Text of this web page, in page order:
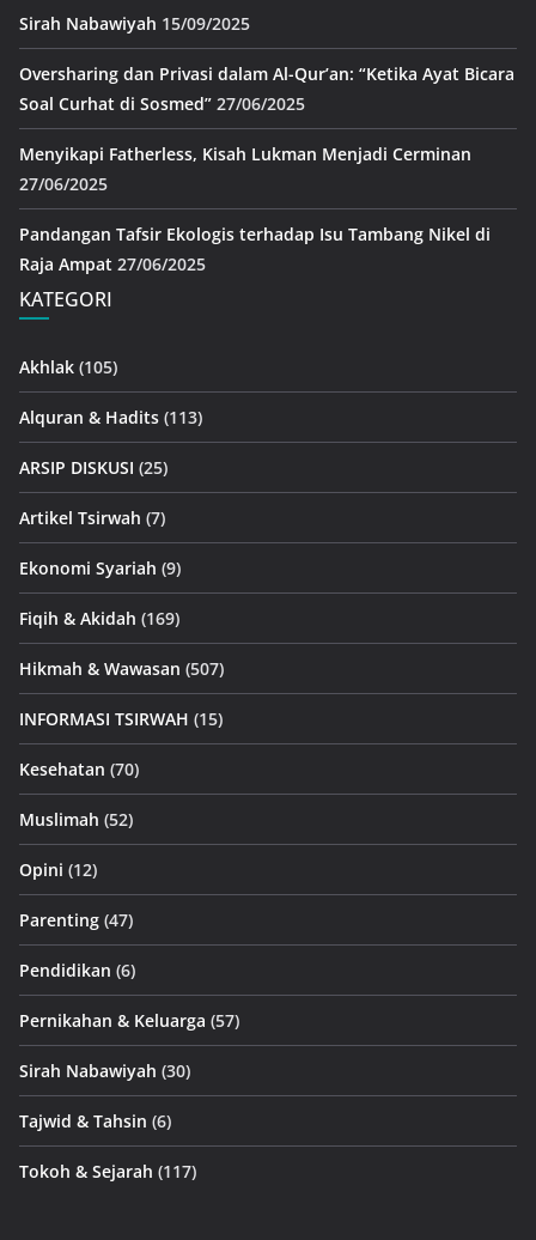
Sirah Nabawiyah 15/09/2025
Oversharing dan Privasi dalam Al-Qur’an: “Ketika Ayat Bicara
Soal Curhat di Sosmed” 27/06/2025
Menyikapi Fatherless, Kisah Lukman Menjadi Cerminan
27/06/2025
Pandangan Tafsir Ekologis terhadap Isu Tambang Nikel di
Raja Ampat 27/06/2025
KATEGORI
Akhlak (105)
Alquran & Hadits (113)
ARSIP DISKUSI (25)
Artikel Tsirwah (7)
Ekonomi Syariah (9)
Fiqih & Akidah (169)
Hikmah & Wawasan (507)
INFORMASI TSIRWAH (15)
Kesehatan (70)
Muslimah (52)
Opini (12)
Parenting (47)
Pendidikan (6)
Pernikahan & Keluarga (57)
Sirah Nabawiyah (30)
Tajwid & Tahsin (6)
Tokoh & Sejarah (117)